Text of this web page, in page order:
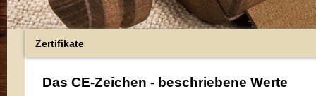
Zertifikate
Das CE-Zeichen - beschriebene Werte